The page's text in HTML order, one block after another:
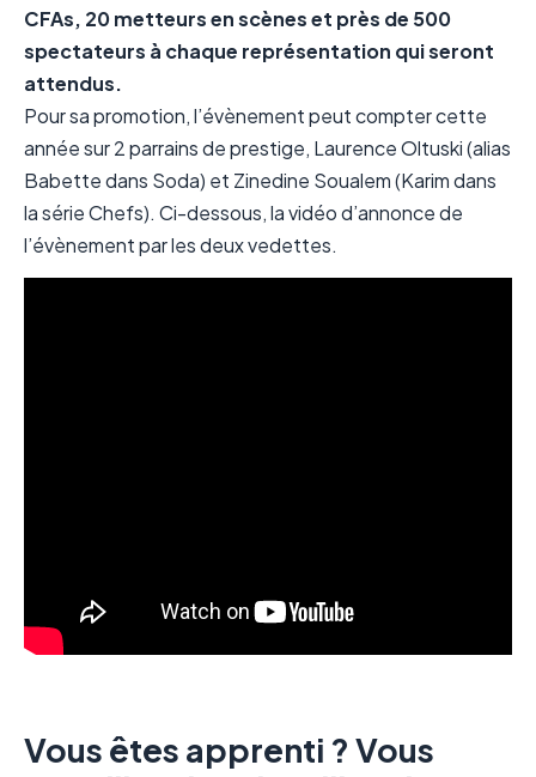
CFAs, 20 metteurs en scènes et près de 500
spectateurs à chaque représentation qui seront
attendus.
Pour sa promotion, l’évènement peut compter cette
année sur 2 parrains de prestige, Laurence Oltuski (alias
Babette dans Soda) et Zinedine Soualem (Karim dans
la série Chefs). Ci-dessous, la vidéo d’annonce de
l’évènement par les deux vedettes.
Vous êtes apprenti ? Vous